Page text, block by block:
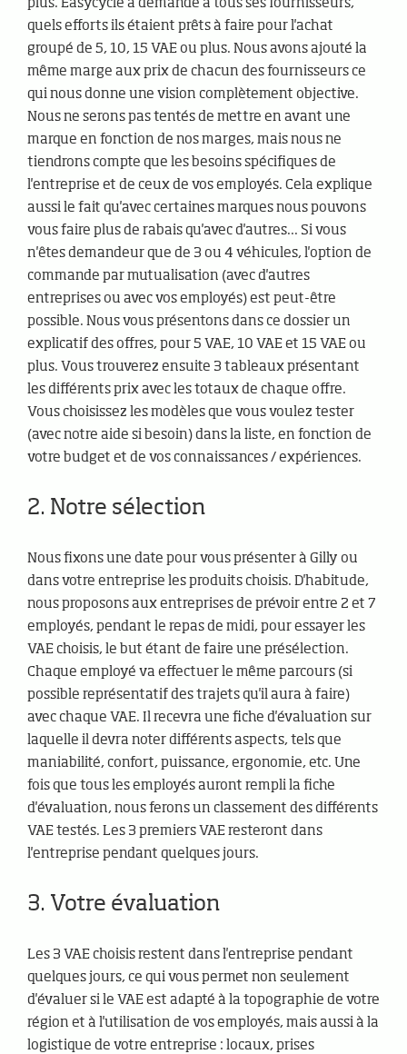
plus. Easycycle a demandé à tous ses fournisseurs,
quels efforts ils étaient prêts à faire pour l'achat
groupé de 5, 10, 15 VAE ou plus. Nous avons ajouté la
même marge aux prix de chacun des fournisseurs ce
qui nous donne une vision complètement objective.
Nous ne serons pas tentés de mettre en avant une
marque en fonction de nos marges, mais nous ne
tiendrons compte que les besoins spécifiques de
l'entreprise et de ceux de vos employés. Cela explique
aussi le fait qu'avec certaines marques nous pouvons
vous faire plus de rabais qu'avec d'autres... Si vous
n'êtes demandeur que de 3 ou 4 véhicules, l'option de
commande par mutualisation (avec d'autres
entreprises ou avec vos employés) est peut-être
possible. Nous vous présentons dans ce dossier un
explicatif des offres, pour 5 VAE, 10 VAE et 15 VAE ou
plus. Vous trouverez ensuite 3 tableaux présentant
les différents prix avec les totaux de chaque offre.
Vous choisissez les modèles que vous voulez tester
(avec notre aide si besoin) dans la liste, en fonction de
votre budget et de vos connaissances / expériences.
2. Notre sélection
Nous fixons une date pour vous présenter à Gilly ou
dans votre entreprise les produits choisis. D'habitude,
nous proposons aux entreprises de prévoir entre 2 et 7
employés, pendant le repas de midi, pour essayer les
VAE choisis, le but étant de faire une présélection.
Chaque employé va effectuer le même parcours (si
possible représentatif des trajets qu'il aura à faire)
avec chaque VAE. Il recevra une fiche d'évaluation sur
laquelle il devra noter différents aspects, tels que
maniabilité, confort, puissance, ergonomie, etc. Une
fois que tous les employés auront rempli la fiche
d'évaluation, nous ferons un classement des différents
VAE testés. Les 3 premiers VAE resteront dans
l'entreprise pendant quelques jours.
3. Votre évaluation
Les 3 VAE choisis restent dans l'entreprise pendant
quelques jours, ce qui vous permet non seulement
d'évaluer si le VAE est adapté à la topographie de votre
région et à l'utilisation de vos employés, mais aussi à la
logistique de votre entreprise : locaux, prises